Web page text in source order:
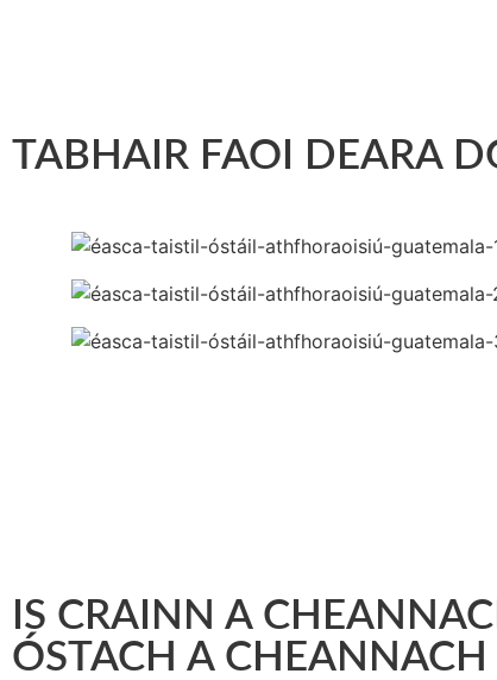
TABHAIR FAOI DEARA
IS CRAINN A
ÓSTACH A CHEANNACH